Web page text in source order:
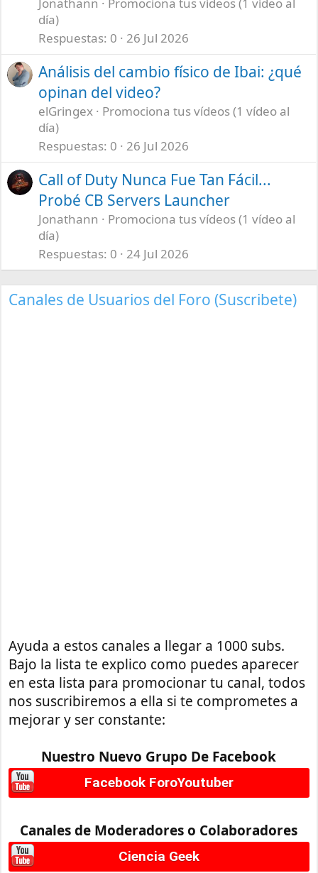
día)
Respuestas 0 26 Jul 2026
Análisis del cambio físico de Ibai: ¿qué
opinan del video?
elGringex
Promociona tus vídeos (1 vídeo al
día)
Respuestas 0 26 Jul 2026
Call of Duty Nunca Fue Tan Fácil...
Probé CB Servers Launcher
Jonathann
Promociona tus vídeos (1 vídeo al
día)
Respuestas 0 24 Jul 2026
Canales de Usuarios del Foro (Suscribete)
Ayuda a estos canales a llegar a 1000 subs.
Bajo la lista te explico como puedes aparecer
en esta lista para promocionar tu canal, todos
nos suscribiremos a ella si te comprometes a
mejorar y ser constante:
Nuestro Nuevo Grupo De Facebook
Facebook ForoYoutuber
Canales de Moderadores o Colaboradores
Ciencia Geek